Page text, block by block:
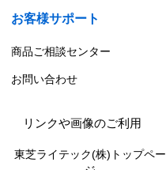
お客様サポート
商品ご相談センター
お問い合わせ
リンクや画像のご利用
東芝ライテック(株)トップペー